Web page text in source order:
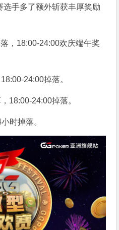
选手多了额外斩获丰厚奖励
， 18:00-24:00欢庆端午奖
24:00掉落。
18:00-24:00掉落。
时掉落。